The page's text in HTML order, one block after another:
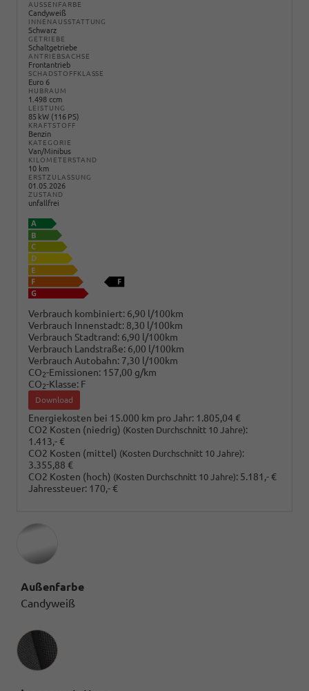
AUSSENFARBE
Candyweiß
INNENAUSSTATTUNG
Schwarz
GETRIEBE
Schaltgetriebe
ANTRIEBSACHSE
Frontantrieb
SCHADSTOFFKLASSE
Euro 6
HUBRAUM
1.498 ccm
LEISTUNG
85 kW (116 PS)
KRAFTSTOFF
Benzin
KATEGORIE
Van/Minibus
KILOMETERSTAND
10 km
ERSTZULASSUNG
01.05.2026
ZUSTAND
unfallfrei
Verbrauch kombiniert: 6,90 l/100km
Verbrauch Innenstadt: 8,30 l/100km
Verbrauch Stadtrand: 6,90 l/100km
Verbrauch Landstraße: 6,00 l/100km
Verbrauch Autobahn: 7,30 l/100km
CO2-Emissionen: 157,00 g/km
CO2-Klasse: F
Download
Energiekosten bei 15.000 km pro Jahr: 1.805,04 €
CO2 Kosten (niedrig) (Kosten Durchschnitt 10 Jahre):
1.413,- €
CO2 Kosten (mittel) (Kosten Durchschnitt 10 Jahre):
3.355,88 €
CO2 Kosten (hoch) (Kosten Durchschnitt 10 Jahre): 5.181,- €
Jahressteuer: 170,- €
Außenfarbe
Candyweiß
Innenausstattung